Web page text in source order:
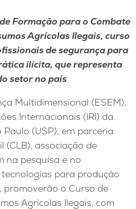
Formação para o Combate
Agrícolas Ilegais, curso
de segurança para
ilícita, que representa
setor no país
Multidimensional (ESEM),
Internacionais (IRI) da
(USP), em parceria
(CLB), associação de
na pesquisa e no
para produção
promoverão o Curso de
Agrícolas Ilegais, com